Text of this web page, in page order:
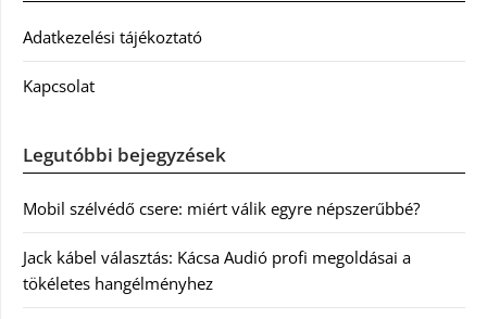
Adatkezelési tájékoztató
Kapcsolat
Legutóbbi bejegyzések
Mobil szélvédő csere: miért válik egyre népszerűbbé?
Jack kábel választás: Kácsa Audió profi megoldásai a
tökéletes hangélményhez